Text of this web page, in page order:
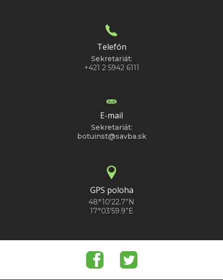
Telefón
Sekretariát:
+421 2 5942 6111
E-mail
Sekretariát:
botuinst@savba.sk
GPS poloha
48°10'22.7”N
17°03'59.9”E